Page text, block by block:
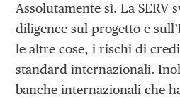
Assolutamente sì. La SERV
diligence sul progetto e
le altre cose, i rischi di
standard internazionali.
banche internazionali che